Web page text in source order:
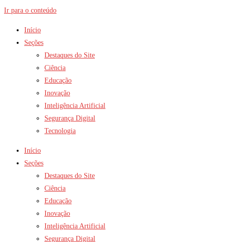
Ir para o conteúdo
Início
Seções
Destaques do Site
Ciência
Educação
Inovação
Inteligência Artificial
Segurança Digital
Tecnologia
Início
Seções
Destaques do Site
Ciência
Educação
Inovação
Inteligência Artificial
Segurança Digital